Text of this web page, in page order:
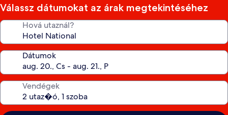
Válassz dátumokat az árak megtekintéséhez
Hová utaznál?
Dátumok
Vendégek